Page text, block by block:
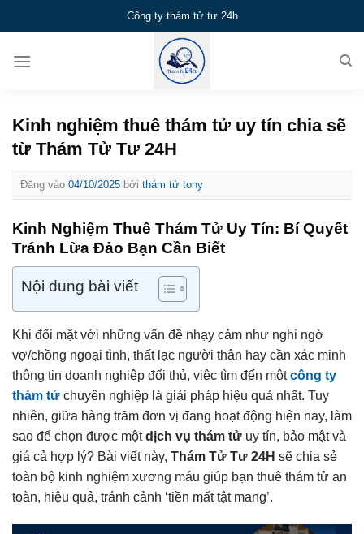
qua
dung
Công ty thám tử tư 24h
Kinh nghiệm thuê thám tử uy tín chia sẽ
từ Thám Tử Tư 24H
Đăng vào 04/10/2025 bởi thám tử tony
Kinh Nghiệm Thuê Thám Tử Uy Tín: Bí Quyết
Tránh Lừa Đảo Bạn Cần Biết
Nội dung bài viết
Khi đối mặt với những vấn đề nhạy cảm như nghi ngờ
vợ/chồng ngoại tình, thất lạc người thân hay cần xác minh
thông tin doanh nghiệp đối thủ, việc tìm đến mộtcông ty
thám tử chuyên nghiệp là giải pháp hiệu quả nhất. Tuy
nhiên, giữa hàng trăm đơn vị đang hoạt động hiện nay, làm
sao để chọn được mộtdịch vụ thám tử uy tín, bảo mật và
giá cả hợp lý? Bài viết này, Thám Tử Tư 24H sẽ chia sẻ
toàn bộ kinh nghiệm xương máu giúp bạn thuê thám tử an
toàn, hiệu quả, tránh cảnh ‘tiền mất tật mang’.